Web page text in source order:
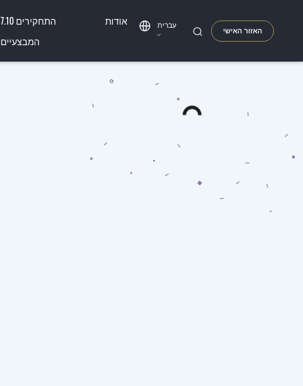
7.10 התחקירים
המבצעיים
אודות עברית
האזור האישי